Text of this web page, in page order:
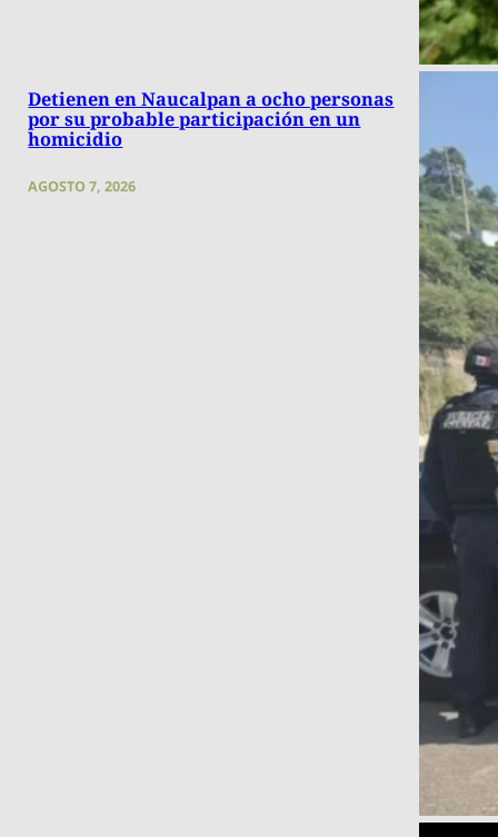
Detienen en Naucalpan a ocho personas
por su probable participación en un
homicidio
AGOSTO 7, 2026